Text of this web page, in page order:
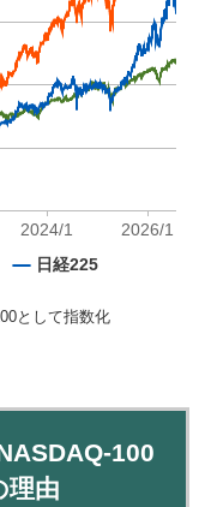
として指数化
100
理由